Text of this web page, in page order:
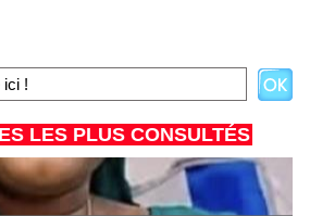
LES PLUS CONSULTÉS